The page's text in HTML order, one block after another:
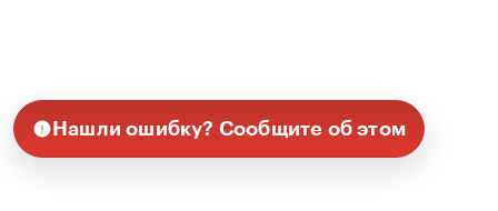
Нашли ошибку? Сообщите об этом